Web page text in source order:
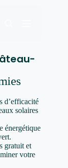
d’efficacité
solaires
énergétique
gratuit et
votre